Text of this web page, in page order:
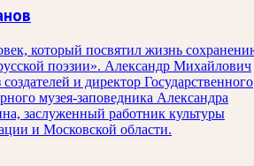
который посвятил жизнь
поэзии». Александр Михайлович
и директор Государственного
музея‑заповедника Александра
заслуженный работник культуры
и Московской области.